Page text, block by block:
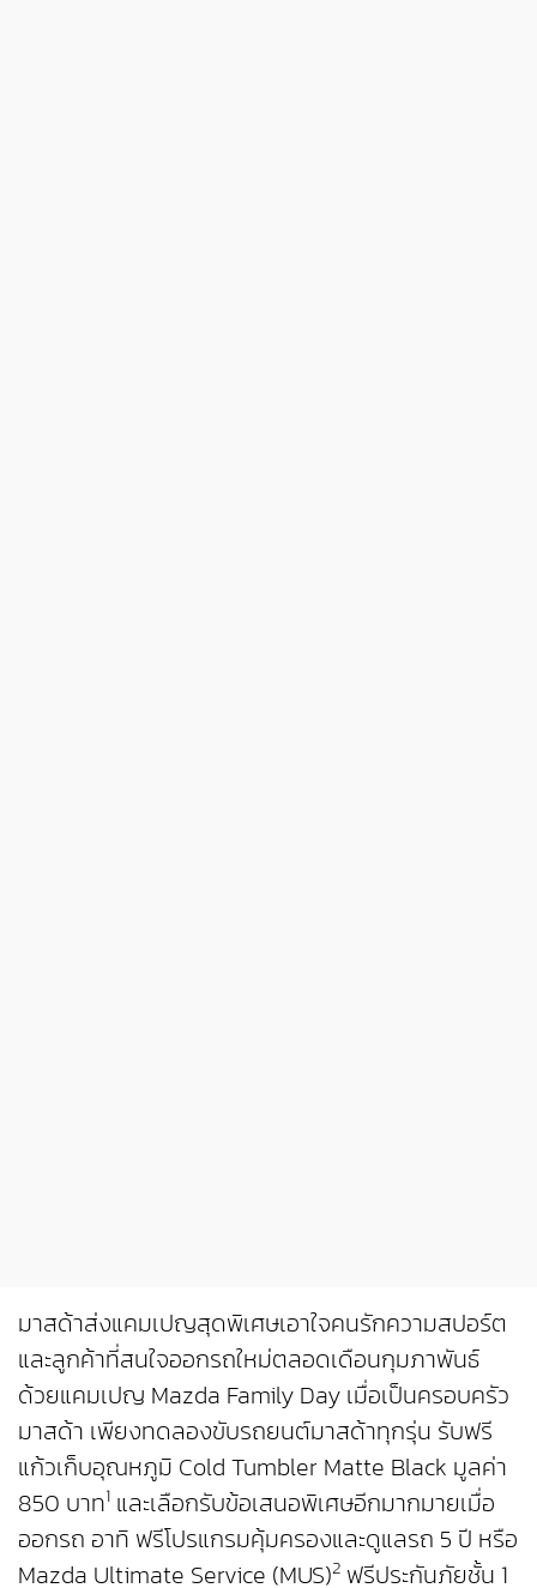
มาสด้าส่งแคมเปญสุดพิเศษเอาใจคนรักความสปอร์ต
และลูกค้าที่สนใจออกรถใหม่ตลอดเดือนกุมภาพันธ์
ด้วยแคมเปญ Mazda Family Day เมื่อเป็นครอบครัว
มาสด้า เพียงทดลองขับรถยนต์มาสด้าทุกรุ่น รับฟรี
แก้วเก็บอุณหภูมิ Cold Tumbler Matte Black มูลค่า
850 บาท1 และเลือกรับข้อเสนอพิเศษอีกมากมายเมื่อ
ออกรถ อาทิ ฟรีโปรแกรมคุ้มครองและดูแลรถ 5 ปี หรือ
Mazda Ultimate Service (MUS)2 ฟรีประกันภัยชั้น 1